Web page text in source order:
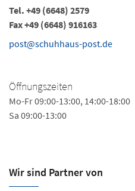
Tel. +49 (6648) 2579
Fax +49 (6648) 916163
post@schuhhaus-post.de
Öffnungszeiten
Mo-Fr 09:00-13:00, 14:00-18:00
Sa 09:00-13:00
Wir sind Partner von